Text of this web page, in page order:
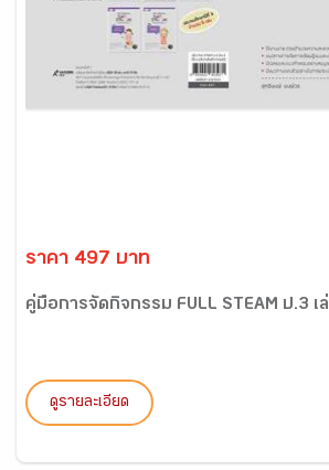
ราคา 497 บาท
คู่มือการจัดกิจกรรม FULL STEAM ป.3 เ
ดูรายละเอียด